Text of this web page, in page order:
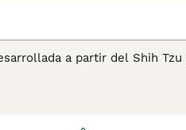
a partir del Shih
en cuenta que los cachorros